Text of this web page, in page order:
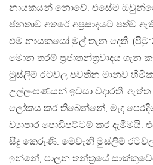
නායකයන් නොවේ. එසේම
ජනතාව අතරේ අප‍්‍රසාදයට පත්ව
එම නායකයෝ මුල් තැන දෙති.
මොන තරම් ප‍්‍රජාතන්ත‍්‍රවාදය ගැන
මුස්ලිම් රටවල පවතින මානව
උල්ලංඝණයන් ඉවසා වදාරති.
ලෝකය කර තිබෙන්නේ, මැද
ව්‍යාපාර පොඩිපට්ටම් කර දැමීමයි.
සිදු කෙරුණි. මෙවැනි මුස්ලිම්
ඉන්නේ, පාලන තන්ත‍්‍රයේ